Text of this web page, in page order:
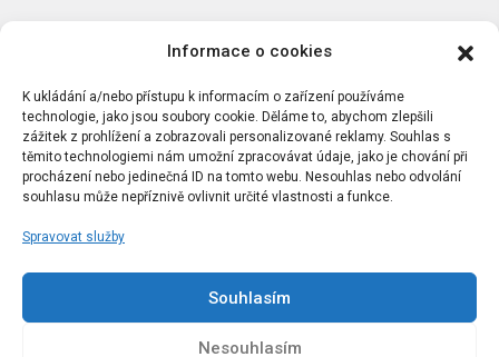
Informace o cookies
K ukládání a/nebo přístupu k informacím o zařízení používáme
technologie, jako jsou soubory cookie. Děláme to, abychom zlepšili
zážitek z prohlížení a zobrazovali personalizované reklamy. Souhlas s
těmito technologiemi nám umožní zpracovávat údaje, jako je chování při
procházení nebo jedinečná ID na tomto webu. Nesouhlas nebo odvolání
souhlasu může nepříznivě ovlivnit určité vlastnosti a funkce.
Spravovat služby
Souhlasím
Nesouhlasím